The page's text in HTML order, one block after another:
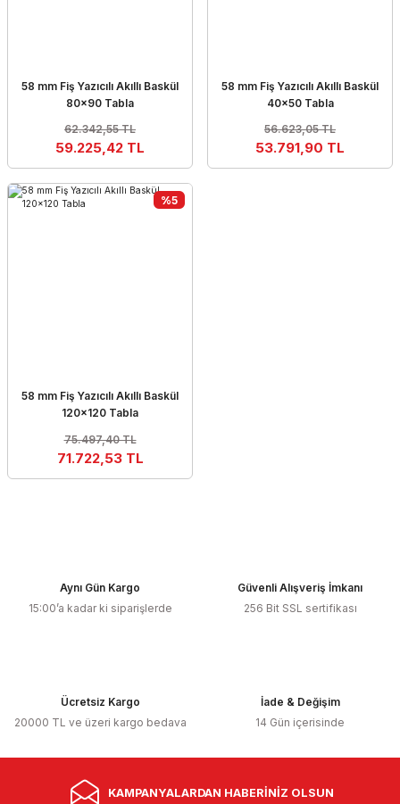
58 mm Fiş Yazıcılı Akıllı Baskül
80×90 Tabla
62.342,55 TL
59.225,42 TL
58 mm Fiş Yazıcılı Akıllı Baskül
40×50 Tabla
56.623,05 TL
53.791,90 TL
%5
58 mm Fiş Yazıcılı Akıllı Baskül
120×120 Tabla
75.497,40 TL
71.722,53 TL
Aynı Gün Kargo
15:00’a kadar ki siparişlerde
Güvenli Alışveriş İmkanı
256 Bit SSL sertifikası
Ücretsiz Kargo
20000 TL ve üzeri kargo bedava
İade & Değişim
14 Gün içerisinde
KAMPANYALARDAN HABERİNİZ OLSUN